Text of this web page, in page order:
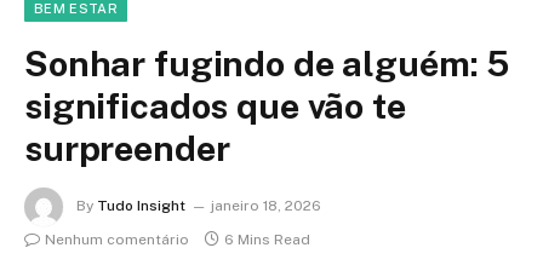
BEM ESTAR
Sonhar fugindo de alguém: 5
significados que vão te
surpreender
By Tudo Insight
janeiro 18, 2026
Nenhum comentário
6 Mins Read